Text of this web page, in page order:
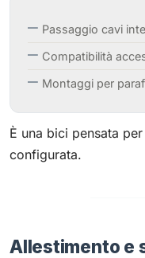
Passaggio cavi
Compatibilità
Montaggi per
È una bici pensata
configurata.
Allestimento e